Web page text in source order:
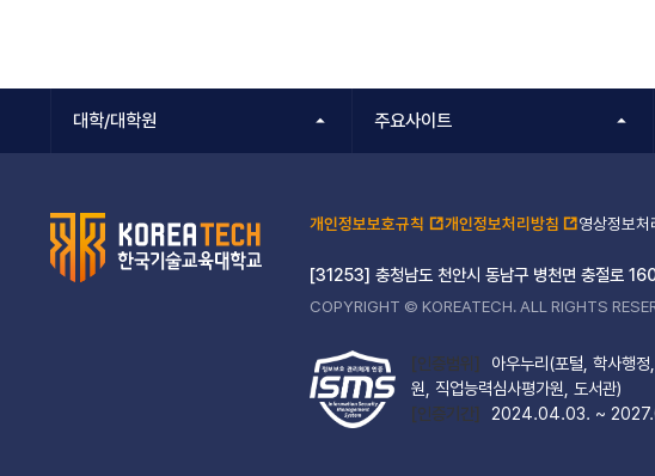
대학/대학원 주요사이트
개인정보보호규칙 개인정보처리방침 영상정보처
[31253] 충청남도 천안시 동남구 병천면 충절로
COPYRIGHT © KOREATECH. ALL RIGHTS
[인증범위]
아우누리(포털, 학사행
원, 직업능력심사평가원, 도서관)
[인증기간]
2024.04.03. ~